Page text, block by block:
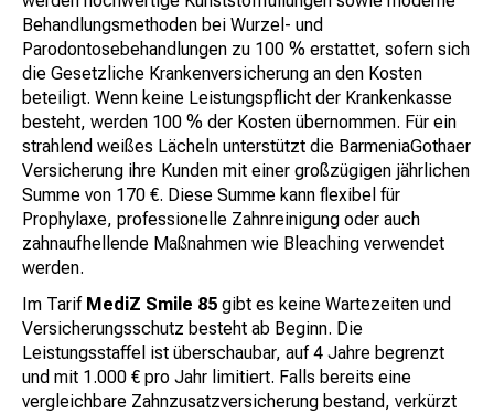
Behandlungsmethoden bei Wurzel- und
Parodontosebehandlungen zu 100 % erstattet, sofern sich
die Gesetzliche Krankenversicherung an den Kosten
beteiligt. Wenn keine Leistungspflicht der Krankenkasse
besteht, werden 100 % der Kosten übernommen. Für ein
strahlend weißes Lächeln unterstützt die BarmeniaGothaer
Versicherung ihre Kunden mit einer großzügigen jährlichen
Summe von 170 €. Diese Summe kann flexibel für
Prophylaxe, professionelle Zahnreinigung oder auch
zahnaufhellende Maßnahmen wie Bleaching verwendet
werden.
Im Tarif MediZ Smile 85 gibt es keine Wartezeiten und
Versicherungsschutz besteht ab Beginn. Die
Leistungsstaffel ist überschaubar, auf 4 Jahre begrenzt
und mit 1.000 € pro Jahr limitiert. Falls bereits eine
vergleichbare Zahnzusatzversicherung bestand, verkürzt